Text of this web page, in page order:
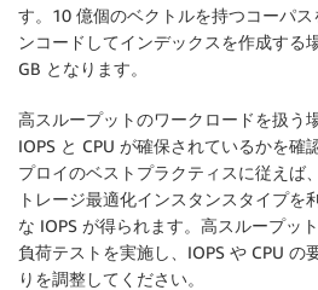
す。10 億個のベクトルを持つコーパ
ンコードしてインデックスを作成する
GB となります。
高スループットのワークロードを扱う
IOPS と CPU が確保されているかを確
プロイのベストプラクティスに従えば
トレージ最適化インスタンスタイプを
な IOPS が得られます。高スループッ
負荷テストを実施し、IOPS や CPU の
りを調整してください。